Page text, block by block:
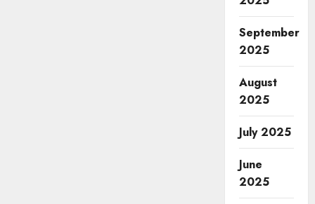
September
2025
August
2025
July 2025
June
2025